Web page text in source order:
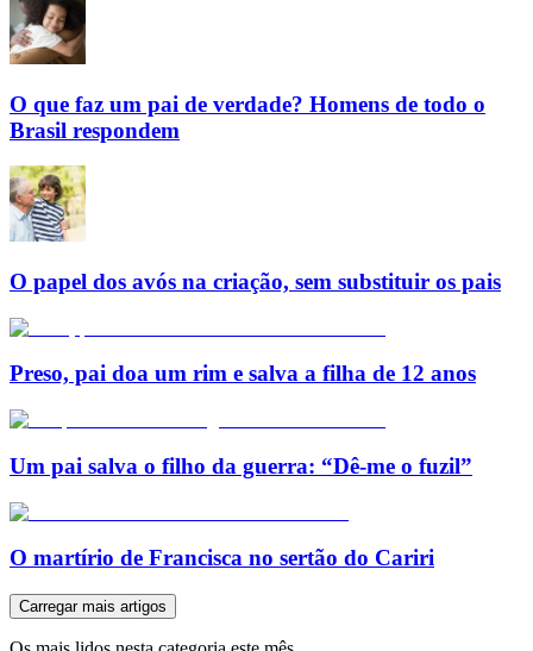
O que faz um pai de verdade? Homens de todo o
Brasil respondem
O papel dos avós na criação, sem substituir os pais
Preso, pai doa um rim e salva a filha de 12 anos
Um pai salva o filho da guerra: “Dê-me o fuzil”
O martírio de Francisca no sertão do Cariri
Carregar mais artigos